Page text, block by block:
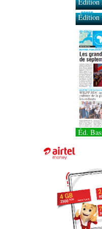
Édition
Éd.